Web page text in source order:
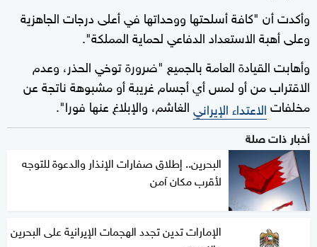
وأكدت أن "كافة أسلحتها ووحداتها في أعلى درجات الجاهزية
وعلى أهبة الاستعداد الدفاعي لحماية المملكة".
وأهابت القيادة العامة بالجميع "ضرورة توخي الحذر، وعدم
الاقتراب من أو لمس أي أجسام غريبة أو مشبوهة ناتجة عن
مخلفاتالاعتداء الإيرانيالغاشم، والإبلاغ عنها فورا".
أخبار ذات صلة
البحرين.. إطلاق صفارات الإنذار والدعوة للتوجه
لأقرب مكان آمن
الإمارات تدين تجدد الهجمات الإيرانية على البحرين